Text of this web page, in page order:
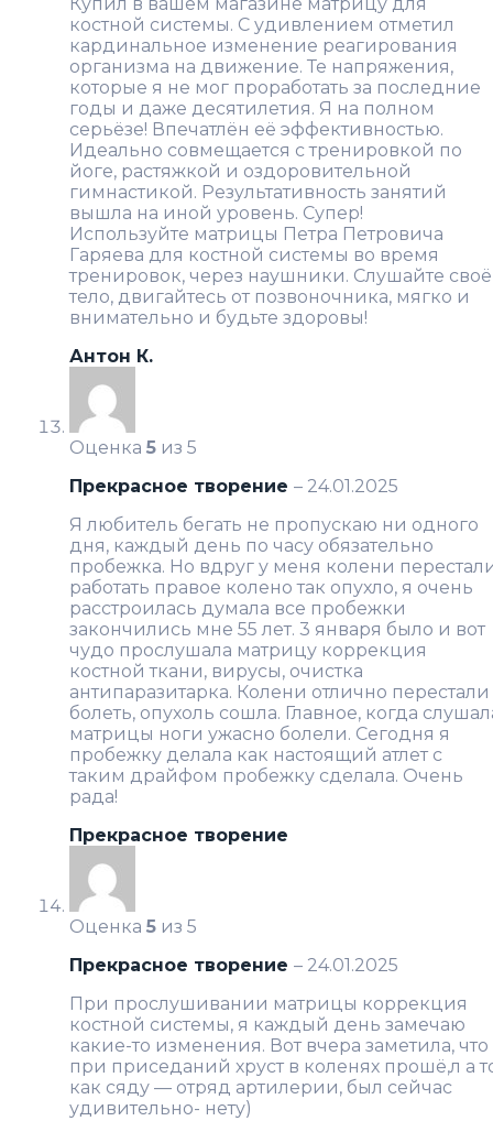
костной системы. С удивлением отметил
кардинальное изменение реагирования
организма на движение. Те напряжения,
которые я не мог проработать за последние
годы и даже десятилетия. Я на полном
серьёзе! Впечатлён её эффективностью.
Идеально совмещается с тренировкой по
йоге, растяжкой и оздоровительной
гимнастикой. Результативность занятий
вышла на иной уровень. Супер!
Используйте матрицы Петра Петровича
Гаряева для костной системы во время
тренировок, через наушники. Слушайте своё
тело, двигайтесь от позвоночника, мягко и
внимательно и будьте здоровы!
Антон К.
Оценка 5 из 5
Прекрасное творение – 24.01.2025
Я любитель бегать не пропускаю ни одного
дня, каждый день по часу обязательно
пробежка. Но вдруг у меня колени
работать правое колено так опухло, я очень
расстроилась думала все пробежки
закончились мне 55 лет. 3 января было и вот
чудо прослушала матрицу коррекция
костной ткани, вирусы, очистка
антипаразитарка. Колени отлично перестали
болеть, опухоль сошла. Главное, когда
матрицы ноги ужасно болели. Сегодня я
пробежку делала как настоящий атлет с
таким драйфом пробежку сделала. Очень
рада!
Прекрасное творение
Оценка 5 из 5
Прекрасное творение – 24.01.2025
При прослушивании матрицы коррекция
костной системы, я каждый день замечаю
какие-то изменения. Вот вчера заметила, что
при приседаний хруст в коленях прошё,л а
как сяду — отряд артилерии, был сейчас
удивительно- нету)